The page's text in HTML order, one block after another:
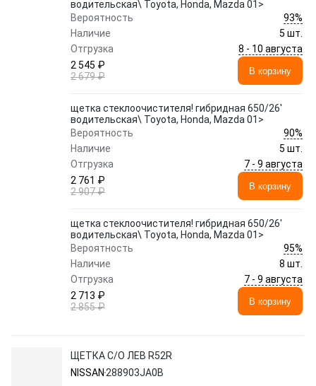
водительская\ Toyota, Honda, Mazda 01>
Вероятность
93%
Наличие
5 шт.
Отгрузка
8 - 10 августа
2 545 ₽
2 679 ₽
В корзину
щетка стеклоочистителя! гибридная 650/26'
водительская\ Toyota, Honda, Mazda 01>
Вероятность
90%
Наличие
5 шт.
Отгрузка
7 - 9 августа
2 761 ₽
2 907 ₽
В корзину
щетка стеклоочистителя! гибридная 650/26'
водительская\ Toyota, Honda, Mazda 01>
Вероятность
95%
Наличие
8 шт.
Отгрузка
7 - 9 августа
2 713 ₽
2 855 ₽
В корзину
ЩЕТКА С/О ЛЕВ R52R
NISSAN 288903JA0B